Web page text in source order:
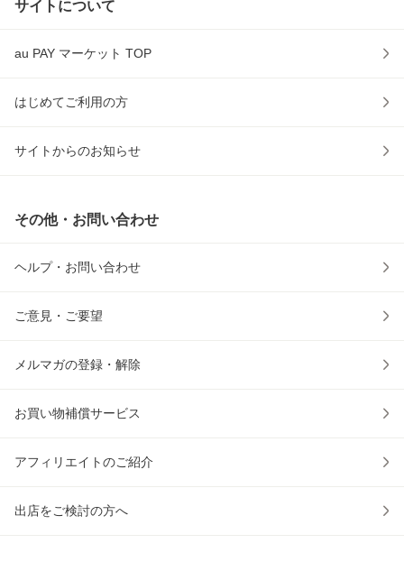
サイトについて
au PAY マーケット TOP
はじめてご利用の方
サイトからのお知らせ
その他・お問い合わせ
ヘルプ・お問い合わせ
ご意見・ご要望
メルマガの登録・解除
お買い物補償サービス
アフィリエイトのご紹介
出店をご検討の方へ